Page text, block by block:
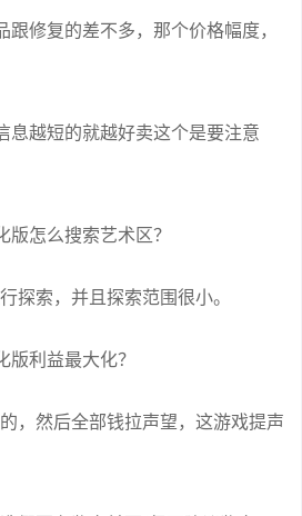
修复的差不多，那个价格幅度，
息越短的就越好卖这个是要注意
怎么搜索艺术区？
探索，并且探索范围很小。
利益最大化？
，然后全部钱拉声望，这游戏提声